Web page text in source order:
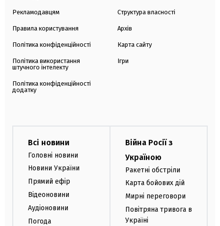
Рекламодавцям
Правила користування
Політика конфіденційності
Політика використання
штучного інтелекту
Політика конфіденційності
додатку
Структура власності
Архів
Карта сайту
Ігри
Всі новини
Головні новини
Новини України
Прямий ефір
Відеоновини
Аудіоновини
Погода
Війна Росії з
Україною
Ракетні обстріли
Карта бойових дій
Мирні переговори
Повітряна тривога в
Україні